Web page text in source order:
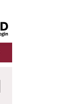
oben springen